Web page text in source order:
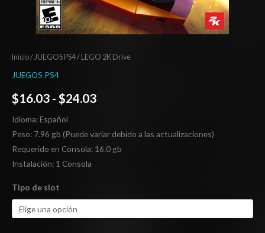
Inicio/ JUEGOS PS4/ LEGO 2K Drive
JUEGOS PS4
$16.03 - $24.03
Idioma: Español
Peso: 7.96 gb (Puede variar debido a las actualizaciones)
Requerido en Consola: 16.0 gb
Instalación: 1 Consola
Tipo de slot